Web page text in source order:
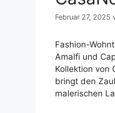
Februar 27, 2025
Fashion-
Amalfi und
Kollektion von
bringt den
malerischen